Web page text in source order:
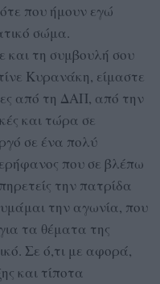
που ήμουν εγώ
σώμα.
τη συμβουλή σου
Κυρανάκη, είμαστε
από τη ΔΑΠ, από την
και τώρα σε
σε ένα πολύ
που σε βλέπω
την πατρίδα
την αγωνία, που
τα θέματα της
Σε ό,τι με αφορά,
και τίποτα